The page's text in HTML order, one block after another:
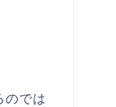
のでは